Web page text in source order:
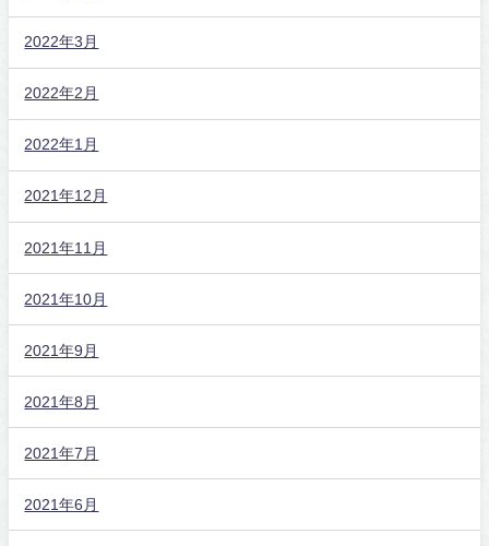
2022年3月
2022年2月
2022年1月
2021年12月
2021年11月
2021年10月
2021年9月
2021年8月
2021年7月
2021年6月